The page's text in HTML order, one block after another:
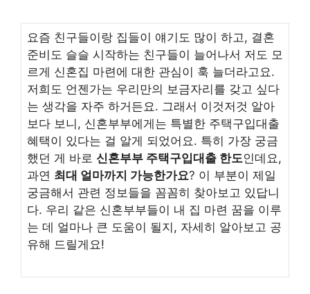
요즘 친구들이랑 집들이 얘기도 많이 하고, 결혼
준비도 슬슬 시작하는 친구들이 늘어나서 저도 모
르게 신혼집 마련에 대한 관심이 훅 늘더라고요.
저희도 언젠가는 우리만의 보금자리를 갖고 싶다
는 생각을 자주 하거든요. 그래서 이것저것 알아
보다 보니, 신혼부부에게는 특별한 주택구입대출
혜택이 있다는 걸 알게 되었어요. 특히 가장 궁금
했던 게 바로 신혼부부 주택구입대출 한도인데요,
과연 최대 얼마까지 가능한가요? 이 부분이 제일
궁금해서 관련 정보들을 꼼꼼히 찾아보고 있답니
다. 우리 같은 신혼부부들이 내 집 마련 꿈을 이루
는 데 얼마나 큰 도움이 될지, 자세히 알아보고 공
유해 드릴게요!